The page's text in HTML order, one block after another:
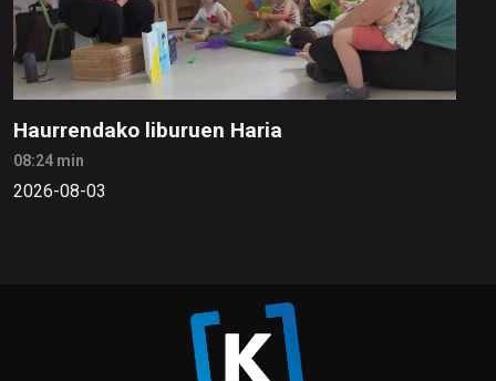
Haurrendako liburuen Haria
08:24 min
2026-08-03